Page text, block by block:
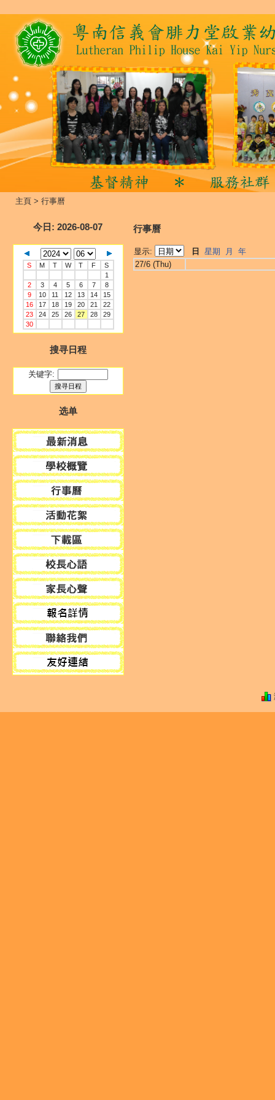
主頁 > 行事曆
今日 : 2026-08-07
S M T W T F
S
1
2
3 4 5 6 7
8
9
10 11 12 13 14
15
16
17 18 19 20 21
22
23
24 25 26 27 28
29
30
搜寻日程
关键字:
选单
行事曆
显示: 日 星期 月
年
27/6 (Thu)